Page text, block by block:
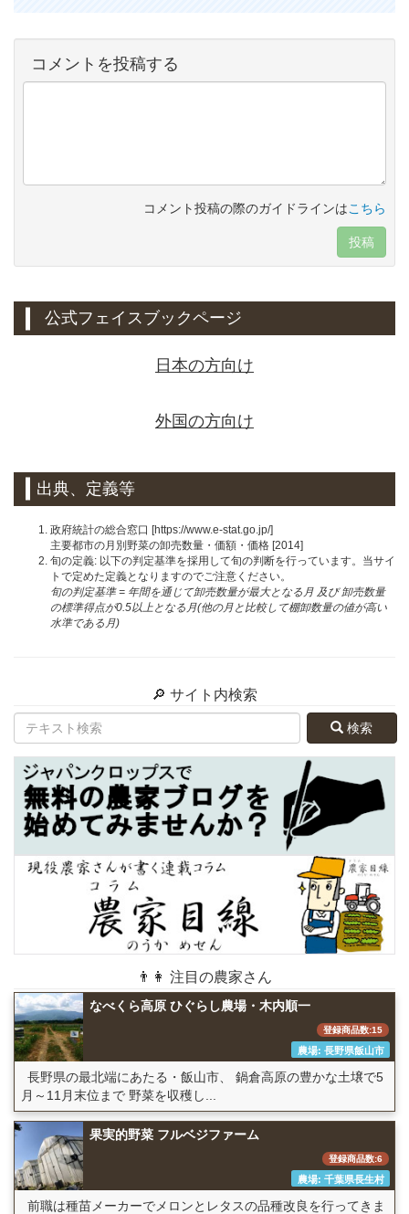
コメントを投稿する
コメント投稿の際のガイドラインはこちら
投稿
公式フェイスブックページ
日本の方向け
外国の方向け
出典、定義等
政府統計の総合窓口 [https://www.e-stat.go.jp/]
主要都市の月別野菜の卸売数量・価額・価格 [2014]
旬の定義: 以下の判定基準を採用して旬の判断を行っています。当サイ
トで定めた定義となりますのでご注意ください。
旬の判定基準 = 年間を通じて卸売数量が最大となる月 及び 卸売数量
の標準得点が0.5以上となる月(他の月と比較して棚卸数量の値が高い
水準である月)
🔎 サイト内検索
検索
👨👩 注目の農家さん
なべくら高原 ひぐらし農場・木内順一
登録商品数:15
農場: 長野県飯山市
長野県の最北端にあたる・飯山市、 鍋倉高原の豊かな土壌で5
月～11月末位まで 野菜を収穫し...
果実的野菜 フルベジファーム
登録商品数:6
農場: 千葉県長生村
前職は種苗メーカーでメロンとレタスの品種改良を行ってきま